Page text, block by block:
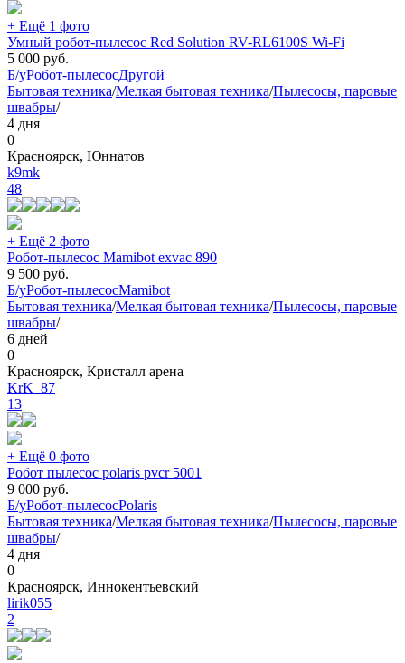
+ Ещё 1 фото
Умный робот-пылесос Red Solution RV-RL6100S Wi-Fi
5 000 руб.
Б/уРобот-пылесосДругой
Бытовая техника/Мелкая бытовая техника/Пылесосы, паровые
швабры/
4 дня
0
Красноярск, Юннатов
k9mk
48
+ Ещё 2 фото
Робот-пылесос Mamibоt exvac 890
9 500 руб.
Б/уРобот-пылесосMamibot
Бытовая техника/Мелкая бытовая техника/Пылесосы, паровые
швабры/
6 дней
0
Красноярск, Кристалл арена
KrK_87
13
+ Ещё 0 фото
Робот пылесос polaris pvcr 5001
9 000 руб.
Б/уРобот-пылесосPolaris
Бытовая техника/Мелкая бытовая техника/Пылесосы, паровые
швабры/
4 дня
0
Красноярск, Иннокентьевский
lirik055
2